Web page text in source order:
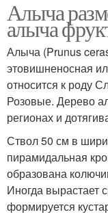
Алыча
алыча
Алыча (Prunus
этовишненосная
относится к роду
Розовые. Дерево
регионах и
Ствол 50 см в
пирамидальная
образована
Иногда вырастает
формируется